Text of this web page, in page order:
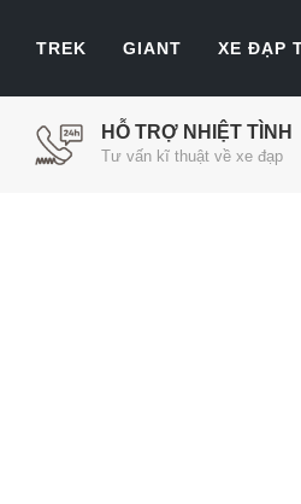
TREK GIANT XE ĐẠP
HỖ TRỢ NHIỆT TÌNH
Tư vấn kĩ thuật về xe đạp